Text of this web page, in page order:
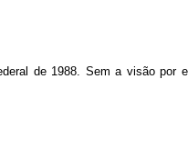
de 1988. Sem a visão por